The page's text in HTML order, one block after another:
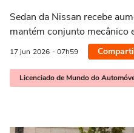
Sedan da Nissan recebe
mantém conjunto mecânico
17 jun 2026 - 07h59
Licenciado de Mundo do